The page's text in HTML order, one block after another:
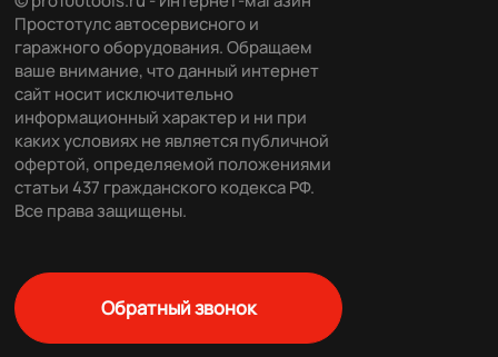
Простотулс автосервисного и
гаражного оборудования. Обращаем
ваше внимание, что данный интернет
сайт носит исключительно
информационный характер и ни при
каких условиях не является публичной
офертой, определяемой положениями
статьи 437 гражданского кодекса РФ.
Все права защищены.
Обратный звонок